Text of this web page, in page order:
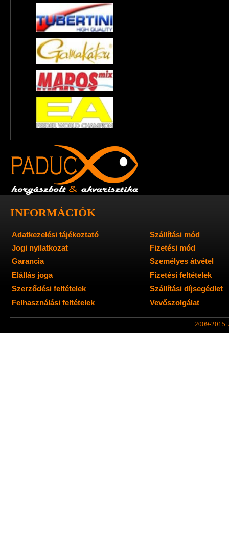
INFORMÁCIÓK
Adatkezelési tájékoztató
Szállítási mód
Jogi nyilatkozat
Fizetési mód
Garancia
Személyes átvétel
Elállás joga
Fizetési feltételek
Szerződési feltételek
Szállítási díjsegédlet
Felhasználási feltételek
Vevőszolgálat
2009-2015.